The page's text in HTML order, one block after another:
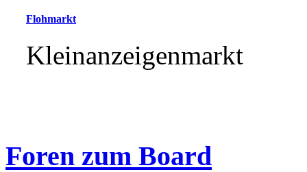
Flohmarkt
Kleinanzeigenmarkt
Foren zum Board